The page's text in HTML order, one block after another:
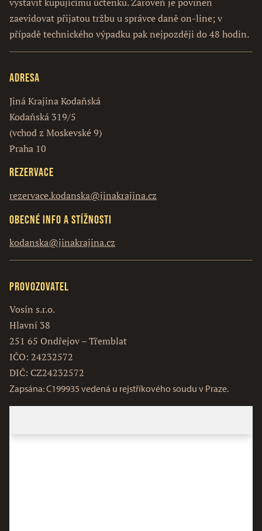
zaevidovat přijatou tržbu u správce daně on-line; v
případě technického výpadku pak nejpozději do 48 hodin.
Adresa
Jiná Krajina Kodaňská
Kodaňská 319/5
(vchod z Moskevské 9)
Praha 10
Rezervace
rezervace.kodanska@jinakrajina.cz
Obecné info a stížnosti
kodanska@jinakrajina.cz
Provozovatel
Vosín s.r.o.
Hlavní 38
251 65 Ondřejov – Třemblat
IČO: 24232572
DIČ: CZ24232572
Zapsána: C199935 vedená u rejstříkového soudu v Praze.